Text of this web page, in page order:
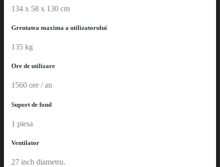
134 x 58 x 130 cm
Greutatea maxima a utilizatorului
135 kg
Ore de utilizare
1560 ore / an
Suport de fond
1 piesa
Ventilator
27 inch diametru.